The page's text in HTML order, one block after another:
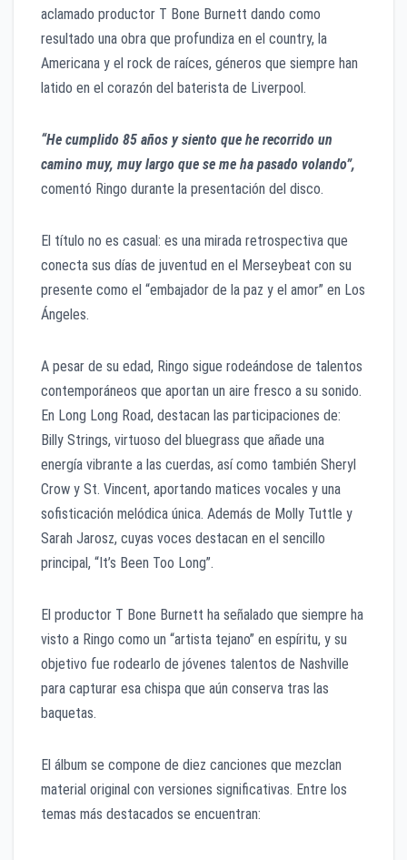
aclamado productor T Bone Burnett dando como
resultado una obra que profundiza en el country, la
Americana y el rock de raíces, géneros que siempre han
latido en el corazón del baterista de Liverpool.
“He cumplido 85 años y siento que he recorrido un
camino muy, muy largo que se me ha pasado volando”,
comentó Ringo durante la presentación del disco.
El título no es casual: es una mirada retrospectiva que
conecta sus días de juventud en el Merseybeat con su
presente como el “embajador de la paz y el amor” en Los
Ángeles.
A pesar de su edad, Ringo sigue rodeándose de talentos
contemporáneos que aportan un aire fresco a su sonido.
En Long Long Road, destacan las participaciones de:
Billy Strings, virtuoso del bluegrass que añade una
energía vibrante a las cuerdas, así como también Sheryl
Crow y St. Vincent, aportando matices vocales y una
sofisticación melódica única. Además de Molly Tuttle y
Sarah Jarosz, cuyas voces destacan en el sencillo
principal, “It’s Been Too Long”.
El productor T Bone Burnett ha señalado que siempre ha
visto a Ringo como un “artista tejano” en espíritu, y su
objetivo fue rodearlo de jóvenes talentos de Nashville
para capturar esa chispa que aún conserva tras las
baquetas.
El álbum se compone de diez canciones que mezclan
material original con versiones significativas. Entre los
temas más destacados se encuentran: